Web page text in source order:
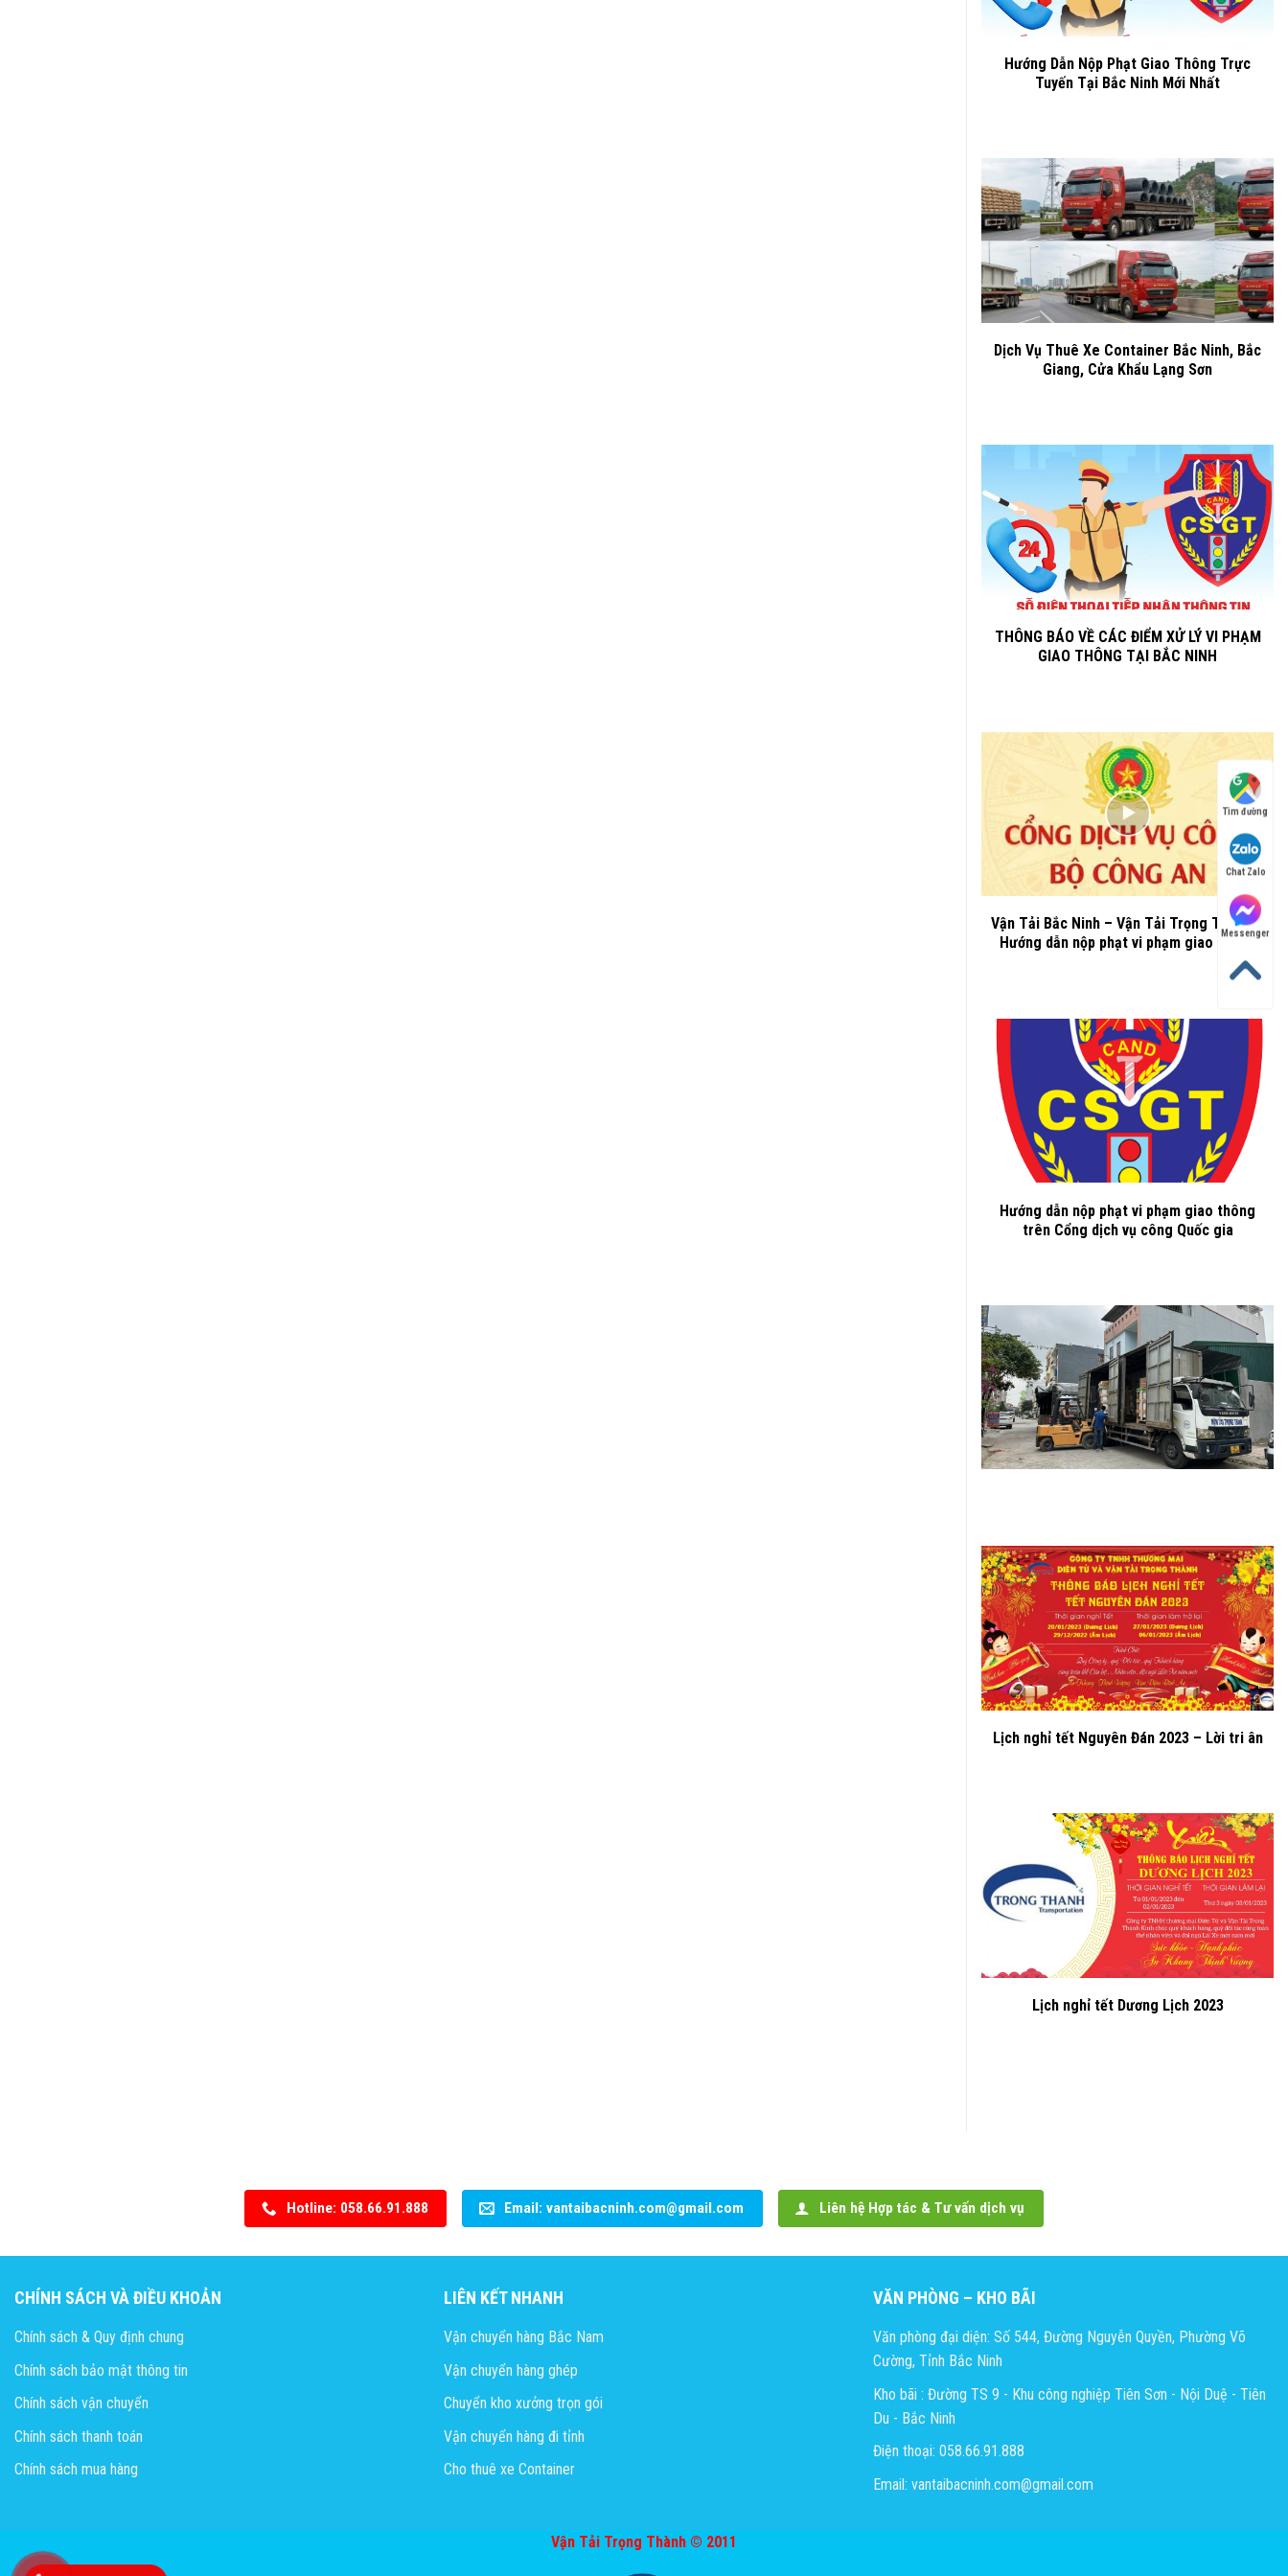
Hướng Dẫn Nộp Phạt Giao Thông Trực
Tuyến Tại Bắc Ninh Mới Nhất
Dịch Vụ Thuê Xe Container Bắc Ninh, Bắc
Giang, Cửa Khẩu Lạng Sơn
THÔNG BÁO VỀ CÁC ĐIỂM XỬ LÝ VI PHẠM
GIAO THÔNG TẠI BẮC NINH
Vận Tải Bắc Ninh – Vận Tải Trọng Thành –
Hướng dẫn nộp phạt vi phạm giao thông
Hướng dẫn nộp phạt vi phạm giao thông
trên Cổng dịch vụ công Quốc gia
Lịch nghỉ tết Nguyên Đán 2023 – Lời tri ân
Lịch nghỉ tết Dương Lịch 2023
Hotline: 058.66.91.888 Email: vantaibacninh.com@gmail.com Liên hệ Hợp tác & Tư vấn dịch vụ
CHÍNH SÁCH VÀ ĐIỀU KHOẢN
Chính sách & Quy định chung
Chính sách bảo mật thông tin
Chính sách vận chuyển
Chính sách thanh toán
Chính sách mua hàng
LIÊN KẾT NHANH
Vận chuyển hàng Bắc Nam
Vận chuyển hàng ghép
Chuyển kho xưởng trọn gói
Vận chuyển hàng đi tỉnh
Cho thuê xe Container
VĂN PHÒNG – KHO BÃI
Văn phòng đại diện: Số 544, Đường Nguyễn Quyền, Phường Võ
Cường, Tỉnh Bắc Ninh
Kho bãi : Đường TS 9 - Khu công nghiệp Tiên Sơn - Nội Duệ - Tiên
Du - Bắc Ninh
Điện thoại: 058.66.91.888
Email: vantaibacninh.com@gmail.com
Vận Tải Trọng Thành © 2011
Tìm đường
Chat Zalo
Messenger